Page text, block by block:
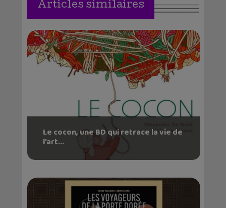
Articles similaires
Le cocon, une BD qui retrace la vie de
l’art...